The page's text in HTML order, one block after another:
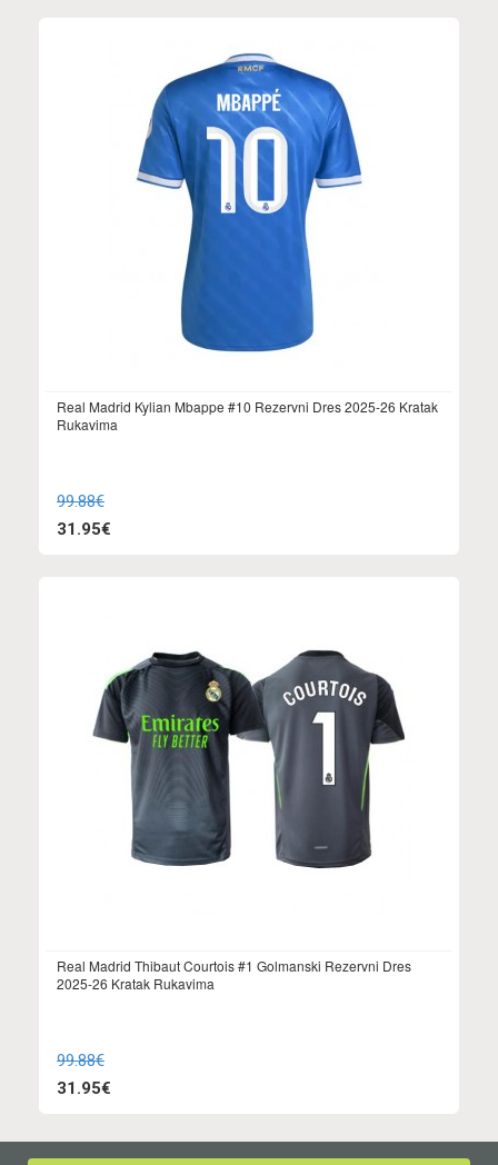
Real Madrid Kylian Mbappe #10 Rezervni Dres 2025-26 Kratak
Rukavima
99.88€
31.95€
Real Madrid Thibaut Courtois #1 Golmanski Rezervni Dres
2025-26 Kratak Rukavima
99.88€
31.95€